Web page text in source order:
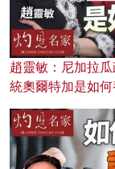
趙靈敏：尼加拉
統奧爾特加是如何